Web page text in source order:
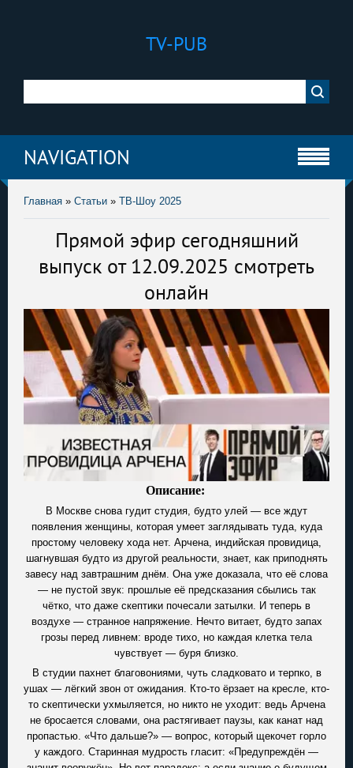
TV-PUB
NAVIGATION
Главная » Статьи » ТВ-Шоу 2025
Прямой эфир сегодняшний
выпуск от 12.09.2025 смотреть
онлайн
Описание:
В Москве снова гудит студия, будто улей — все ждут
появления женщины, которая умеет заглядывать туда, куда
простому человеку хода нет. Арчена, индийская провидица,
шагнувшая будто из другой реальности, знает, как приподнять
завесу над завтрашним днём. Она уже доказала, что её слова
— не пустой звук: прошлые её предсказания сбылись так
чётко, что даже скептики почесали затылки. И теперь в
воздухе — странное напряжение. Нечто витает, будто запах
грозы перед ливнем: вроде тихо, но каждая клетка тела
чувствует — буря близко.
В студии пахнет благовониями, чуть сладковато и терпко, в
ушах — лёгкий звон от ожидания. Кто-то ёрзает на кресле, кто-
то скептически ухмыляется, но никто не уходит: ведь Арчена
не бросается словами, она растягивает паузы, как канат над
пропастью. «Что дальше?» — вопрос, который щекочет горло
у каждого. Старинная мудрость гласит: «Предупреждён —